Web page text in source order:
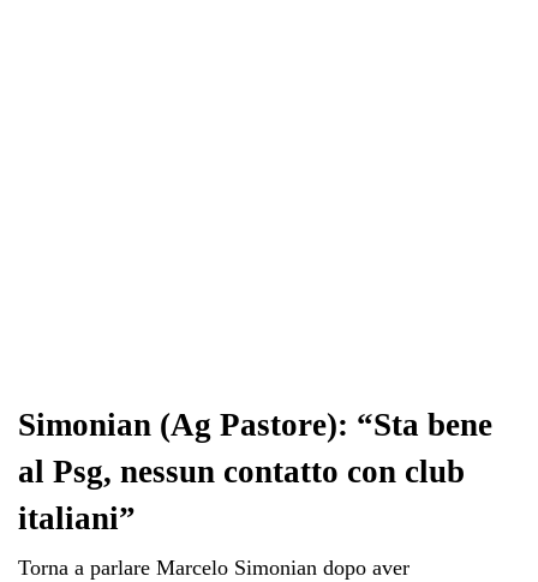
Simonian (Ag Pastore): “Sta bene
al Psg, nessun contatto con club
italiani”
Torna a parlare Marcelo Simonian dopo aver